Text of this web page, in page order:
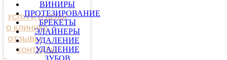
УСЛУГИ И ЦЕНЫ
О КЛИНИКЕ
ОТЗЫВЫ
КОНТАКТЫ
ВИНИРЫ
ПРОТЕЗИРОВАНИЕ
БРЕКЕТЫ
ЭЛАЙНЕРЫ
УДАЛЕНИЕ
УДАЛЕНИЕ
ЗУБОВ